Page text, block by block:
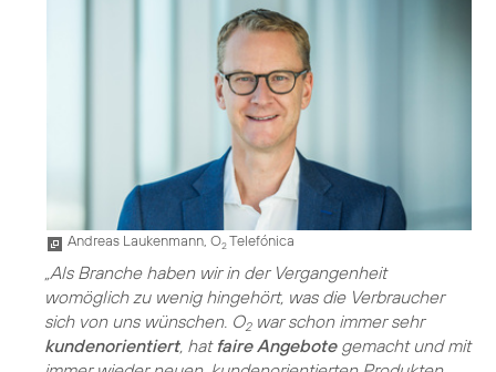
Andreas Laukenmann, O2Telefónica
„Als Branche haben wir in der Vergangenheit
womöglich zu wenig hingehört, was die Verbraucher
sich von uns wünschen. O2war schon immer sehr
kundenorientiert, hatfaire Angebotegemacht und mit